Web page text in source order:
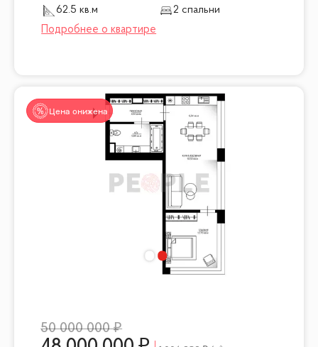
62.5 кв.м
2 спальни
Цена снижена
50 000 000